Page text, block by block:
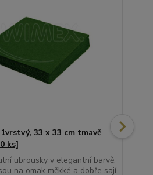
33 x 33 cm tmavě
ks]
ubrousky v elegantní barvě,
na omak měkké a dobře sají